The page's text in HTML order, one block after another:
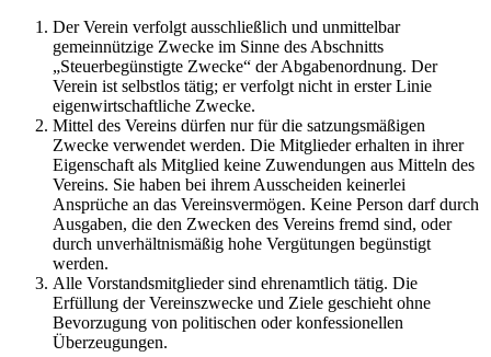
Der Verein verfolgt ausschließlich und unmittelbar
gemeinnützige Zwecke im Sinne des Abschnitts
„Steuerbegünstigte Zwecke“ der Abgabenordnung. Der
Verein ist selbstlos tätig; er verfolgt nicht in erster Linie
eigenwirtschaftliche Zwecke.
Mittel des Vereins dürfen nur für die satzungsmäßigen
Zwecke verwendet werden. Die Mitglieder erhalten in ihrer
Eigenschaft als Mitglied keine Zuwendungen aus Mitteln des
Vereins. Sie haben bei ihrem Ausscheiden keinerlei
Ansprüche an das Vereinsvermögen. Keine Person darf durch
Ausgaben, die den Zwecken des Vereins fremd sind, oder
durch unverhältnismäßig hohe Vergütungen begünstigt
werden.
Alle Vorstandsmitglieder sind ehrenamtlich tätig. Die
Erfüllung der Vereinszwecke und Ziele geschieht ohne
Bevorzugung von politischen oder konfessionellen
Überzeugungen.